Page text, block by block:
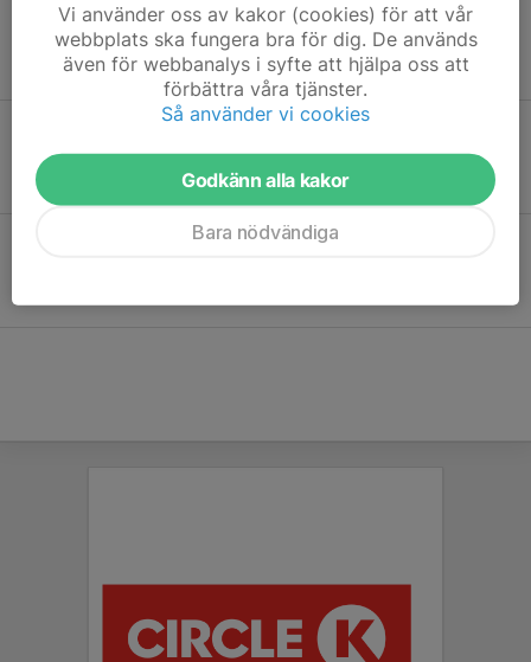
Om våra lopp
PILGRIMSTRAILEN - KORT
Om våra lopp
Vi använder oss av kakor (cookies) för att vår
webbplats ska fungera bra för dig. De används
även för webbanalys i syfte att hjälpa oss att
förbättra våra tjänster.
Så använder vi cookies
Godkänn alla kakor
Bara nödvändiga